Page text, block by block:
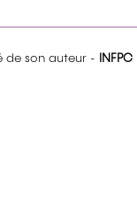
de son auteur - INFPC